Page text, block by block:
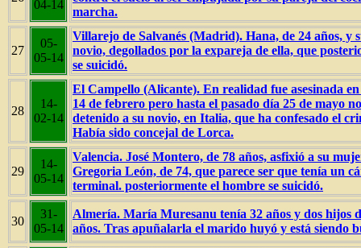
04-14
marcha.
27
05-
05-14
Villarejo de Salvanés (Madrid). Hana, de 24 años, y
novio, degollados por la expareja de ella, que
se suicidó.
28
14-
02-14
El Campello (Alicante). En realidad fue asesinada en
14 de febrero pero hasta el pasado día 25 de mayo
detenido a su novio, en Italia, que ha confesado el
Había sido concejal de Lorca.
29
14-
05-14
Valencia. José Montero, de 78 años, asfixió a su
Gregoria León, de 74, que parece ser que tenía un
terminal. posteriormente el hombre se suicidó.
30
31-
05-14
Almería. María Muresanu tenía 32 años y dos hijos
años. Tras apuñalarla el marido huyó y está siendo